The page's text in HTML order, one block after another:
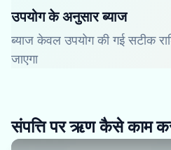
उपयोग के अनुसार ब्याज
ब्याज केवल उपयोग की गई सटीक
जाएगा
संपत्ति पर ऋण कैसे काम